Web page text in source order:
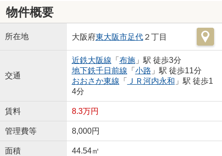
物件概要
所在地 大阪府東大阪市足代２丁目
交通
近鉄大阪線 「 布施」駅 徒歩3分
地下鉄千日前線 「 小路 」駅 徒歩11分
おおさか東線 「 ＪＲ河内永和 」駅 徒歩1
4分
賃料 8.3万円
管理費等 8,000円
面積 44.54㎡